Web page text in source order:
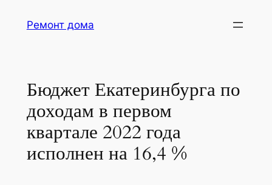
Ремонт дома
Бюджет Екатеринбурга по
доходам в первом
квартале 2022 года
исполнен на 16,4 %